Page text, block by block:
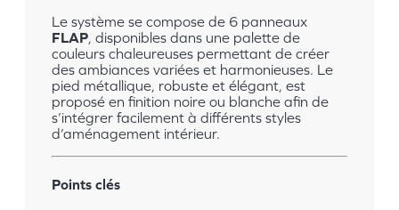
Le système se compose de 6 panneaux
FLAP , disponibles dans une palette de
couleurs chaleureuses permettant de créer
des ambiances variées et harmonieuses. Le
pied métallique, robuste et élégant, est
proposé en finition noire ou blanche afin de
s’intégrer facilement à différents styles
d’aménagement intérieur.
Points clés